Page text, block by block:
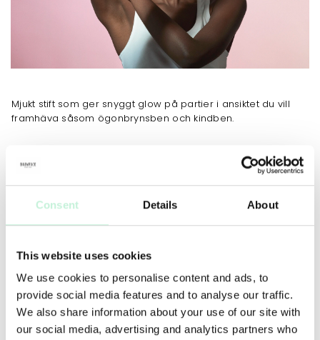
Consent Details About
This website uses cookies
We use cookies to personalise content and ads, to
provide social media features and to analyse our traffic.
We also share information about your use of our site with
our social media, advertising and analytics partners who
Mjukt stift som ger snyggt glow på partier i ansiktet du vill
framhäva såsom ögonbrynsben och kindben.
ANVÄNDNING MER INFO INGREDIENSER
Blending/Contouring Brush. På mindre partier